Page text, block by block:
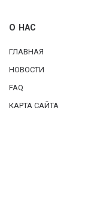
О НАС
ГЛАВНАЯ
НОВОСТИ
FAQ
КАРТА САЙТА